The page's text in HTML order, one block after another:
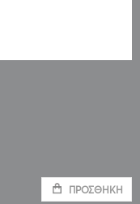
ΠΡΟΣΘΉΚΗ